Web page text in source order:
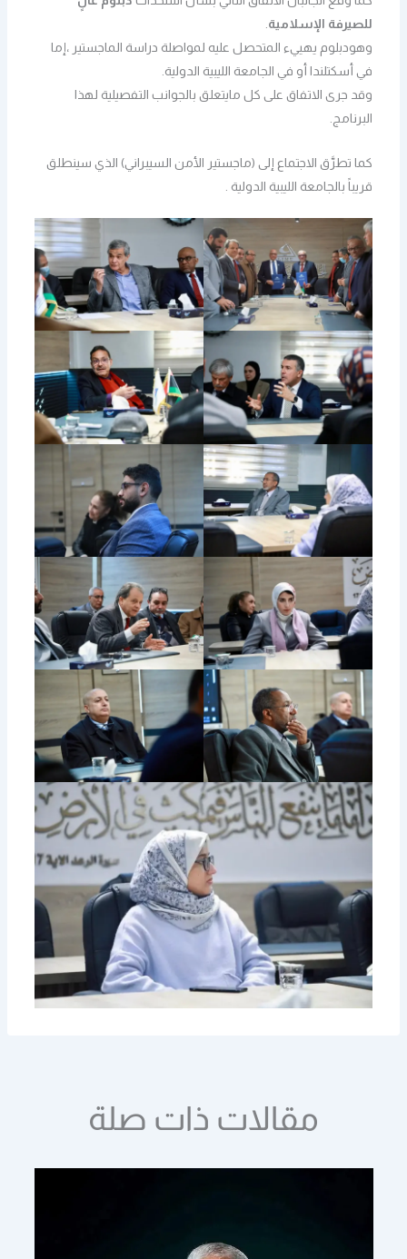
للصيرفة الإسلامية
وهودبلوم يهييء المتحصل عليه لمواصلة دراسة الماجستير ،إما
في أسكتلندا أو في الجامعة الليبية الدولية.
وقد جرى الاتفاق على كل مايتعلق بالجوانب التفصيلية لهذا
البرنامج.
كما تطرَّق الاجتماع إلى (ماجستير الأمن السيبراني) الذي سينطلق
قريباً بالجامعة الليبية الدولية .
مقالات ذات صلة